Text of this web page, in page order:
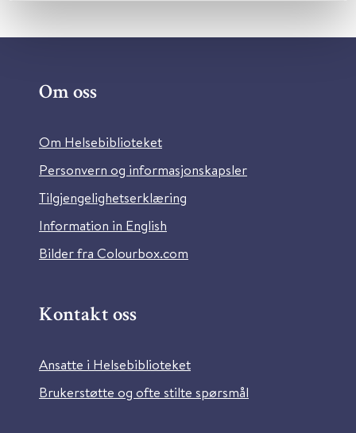
Om oss
Om Helsebiblioteket
Personvern og informasjonskapsler
Tilgjengelighetserklæring
Information in English
Bilder fra Colourbox.com
Kontakt oss
Ansatte i Helsebiblioteket
Brukerstøtte og ofte stilte spørsmål